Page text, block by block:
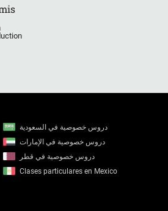
دروس خصوصية في السعودية
دروس خصوصية في الإمارات
دروس خصوصية في قطر
Clases particulares en Mexico